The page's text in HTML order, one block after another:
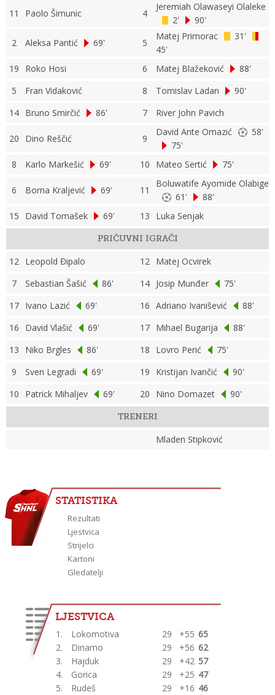
11 Paolo Šimunic 4
Jeremiah Olawaseyi Olaleke
2'
90'
2
Aleksa Pantić 69' 5
Matej Primorac
31'
45'
19
Roko Hosi 6 Matej Blažeković
88'
5
Fran Vidaković 8 Tomislav Ladan
90'
14 Bruno Smirčić 86' 7 River John Pavich
20 Dino Reščić 9
David Ante Omazić
58'
75'
8
Karlo Markešić 69' 10 Mateo Sertić 75'
6 Borna Kraljević 69' 11
Boluwatife Ayomide Olabige
61'
88'
15
David Tomašek 69' 13 Luka Senjak
PRIČUVNI IGRAČI
12 Leopold Đipalo 12 Matej Ocvirek
7
Sebastian Šašić 86' 14 Josip Munđer
75'
17 Ivano Lazić 69' 16 Adriano Ivanišević
88'
16
David Vlašić 69' 17 Mihael Bugarija
88'
13
Niko Brgles 86' 18 Lovro Perić
75'
9
Sven Legradi 69' 19 Kristijan Ivančić
90'
10
Patrick Mihaljev 69' 20 Nino Domazet 90'
TRENERI
Mladen Stipković
STATISTIKA
Rezultati
Ljestvica
Strijelci
Kartoni
Gledatelji
LJESTVICA
1. Lokomotiva 29 +55 65
2.
Dinamo 29 +56 62
3.
Hajduk 29 +42 57
4.
Gorica 29 +25 47
5.
Rudeš 29 +16 46